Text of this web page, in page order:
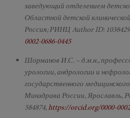
заведующий отделением
Областной детской
Россия; РИНЦ Author ID:
0002-0686-0445
Шорманов И.С. – д.м.н.,
урологии, андрологии и
государственного
Минздрава России, Ярославль,
584874,https://orcid.org/0000-